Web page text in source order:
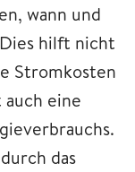
wann und
hilft nicht
Stromkosten
eine
das